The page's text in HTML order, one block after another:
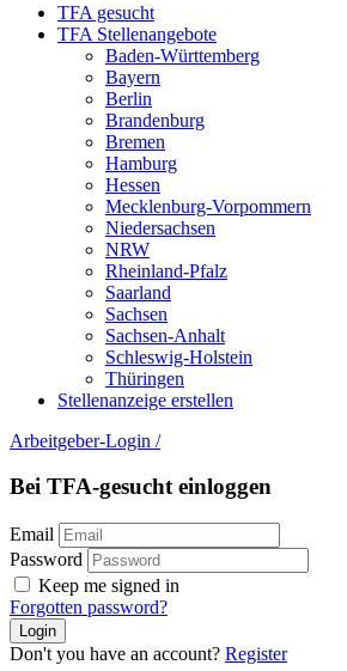
TFA gesucht
TFA Stellenangebote
Baden-Württemberg
Bayern
Berlin
Brandenburg
Bremen
Hamburg
Hessen
Mecklenburg-Vorpommern
Niedersachsen
NRW
Rheinland-Pfalz
Saarland
Sachsen
Sachsen-Anhalt
Schleswig-Holstein
Thüringen
Stellenanzeige erstellen
Arbeitgeber-Login /
Bei TFA-gesucht einloggen
Email
Password
Keep me signed in
Forgotten password?
Don't you have an account? Register